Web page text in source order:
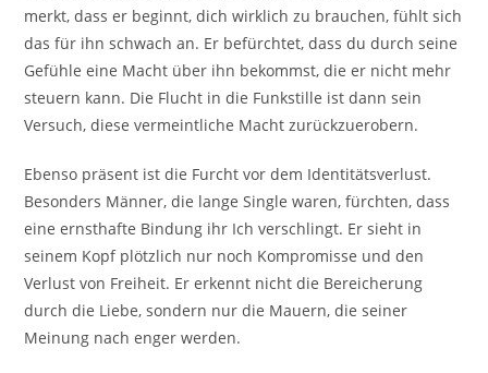
merkt, dass er beginnt, dich wirklich zu brauchen, fühlt sich
das für ihn schwach an. Er befürchtet, dass du durch seine
Gefühle eine Macht über ihn bekommst, die er nicht mehr
steuern kann. Die Flucht in die Funkstille ist dann sein
Versuch, diese vermeintliche Macht zurückzuerobern.
Ebenso präsent ist die Furcht vor dem Identitätsverlust.
Besonders Männer, die lange Single waren, fürchten, dass
eine ernsthafte Bindung ihr Ich verschlingt. Er sieht in
seinem Kopf plötzlich nur noch Kompromisse und den
Verlust von Freiheit. Er erkennt nicht die Bereicherung
durch die Liebe, sondern nur die Mauern, die seiner
Meinung nach enger werden.